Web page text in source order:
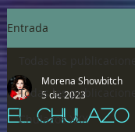
Entrada
Todas las publicaciones
Chulazos XXX
EL CHULAZO
Morena Showbitch
5 dic 2023